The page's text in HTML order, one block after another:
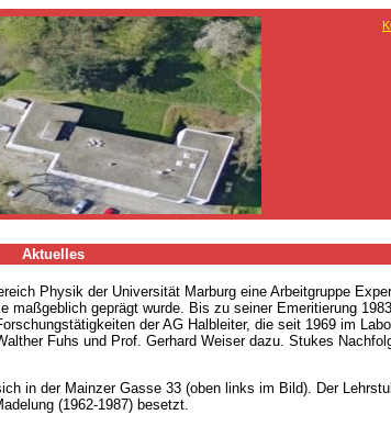
Aktuelles
Physik der Universität Marburg eine Arbeitgruppe
geprägt wurde. Bis zu seiner Emeritierung
der AG Halbleiter, die seit 1969 im
Fuhs und Prof. Gerhard Weiser dazu. Stukes
in der Mainzer Gasse 33 (oben links im Bild). Der
(1962-1987) besetzt.